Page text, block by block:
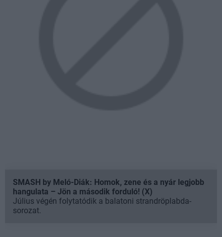
SMASH by Meló-Diák: Homok, zene és a nyár legjobb
hangulata – Jön a második forduló! (X)
Július végén folytatódik a balatoni strandröplabda-
sorozat.